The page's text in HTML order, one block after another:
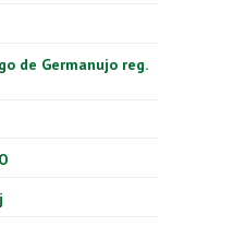
de Germanujo reg.